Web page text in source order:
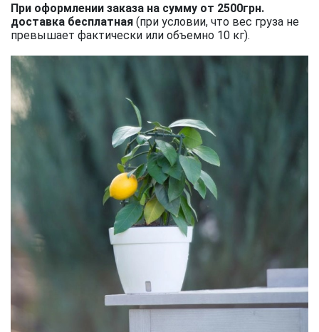
При оформлении заказа на сумму от 2500грн.
доставка бесплатная (при условии, что вес груза не
превышает фактически или объемно 10 кг).